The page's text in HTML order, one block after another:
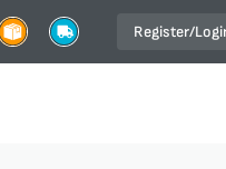
Register/